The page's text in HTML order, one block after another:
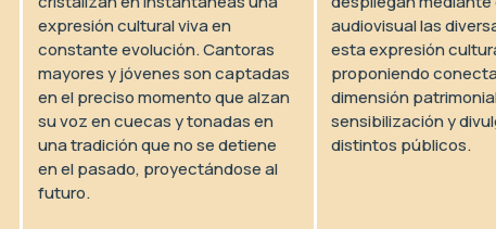
expresión cultural viva en
constante evolución. Cantoras
mayores y jóvenes son captadas
en el preciso momento que alzan
su voz en cuecas y tonadas en
una tradición que no se detiene
en el pasado, proyectándose al
futuro.
audiovisual las
esta expresión
proponiendo
dimensión
sensibilización y
distintos públicos.